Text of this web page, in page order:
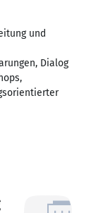
und
Dialog